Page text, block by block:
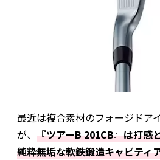
最近は複合素材のフォージドア
が、 『ツアーB 201CB』は打感
純粋無垢な軟鉄鍛造キャビティ